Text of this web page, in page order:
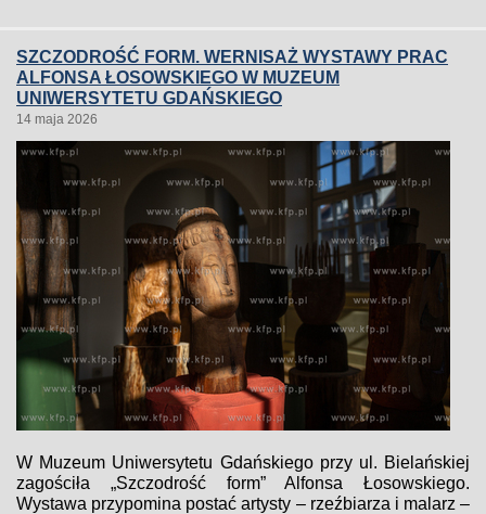
SZCZODROŚĆ FORM. WERNISAŻ WYSTAWY PRAC
ALFONSA ŁOSOWSKIEGO W MUZEUM
UNIWERSYTETU GDAŃSKIEGO
14 maja 2026
W Muzeum Uniwersytetu Gdańskiego przy ul. Bielańskiej
zagościła „Szczodrość form” Alfonsa Łosowskiego.
Wystawa przypomina postać artysty – rzeźbiarza i malarz –